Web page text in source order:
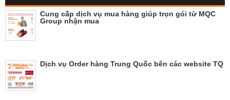
Cung cấp dịch vụ mua hàng giúp trọn gói từ MQC
Group nhận mua
Dịch vụ Order hàng Trung Quốc bên các website TQ